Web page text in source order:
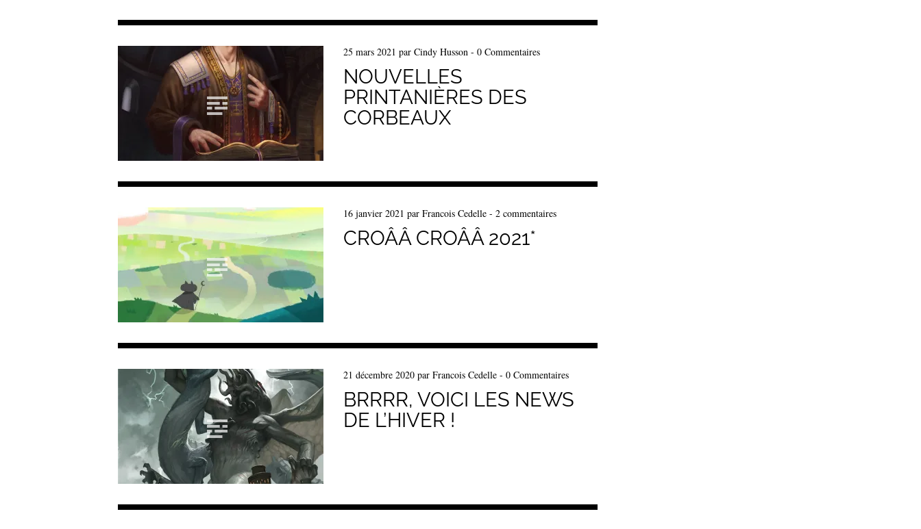
25 mars 2021 par Cindy Husson - 0 Commentaires
NOUVELLES
PRINTANIÈRES DES
CORBEAUX
16 janvier 2021 par Francois Cedelle - 2 commentaires
CROÂÂ CROÂÂ 2021*
21 décembre 2020 par Francois Cedelle - 0 Commentaires
BRRRR, VOICI LES NEWS
DE L’HIVER !